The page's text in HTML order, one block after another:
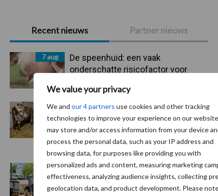
We value your privacy
We and our 4 partners use cookies and other tracking
technologies to improve your experience on our
may store and/or access information from your device
process the personal data, such as your IP address and
browsing data, for purposes like providing you with
personalized ads and content, measuring marketing
effectiveness, analyzing audience insights, collecting
geolocation data, and product development. Please
Primaire
Sidebar
Recent nieuws Partner nieuws
7 aug
De speenhuid: een vaak
onderschatte risicofactor voor
6 aug
BoviMove zorgt voor eenvoudige,
sluitende en betrouwbare
traceerbaarheid van
rundveetransporten
6 aug
Tien praktische tips voor een
langere levensduur